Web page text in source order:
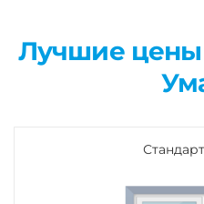
Лучшие цены